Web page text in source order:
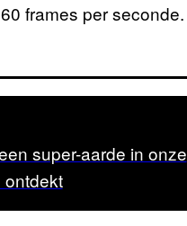
frames per seconde.
super-aarde in onze